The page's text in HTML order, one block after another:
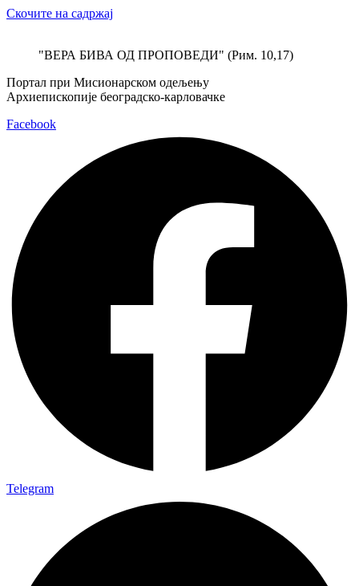
Скочите на садржај
"ВЕРА БИВА ОД ПРОПОВЕДИ" (Рим. 10,17)
Портал при Мисионарском одељењу
Архиепископије београдско-карловачке
Facebook
Telegram